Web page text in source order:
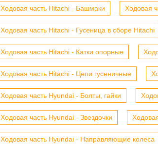
Ходовая часть Hitachi - Башмаки Ходовая
Ходовая часть Hitachi - Гусеница в сборе Hitachi
Ходовая часть Hitachi - Катки опорные
Ходовая часть Hitachi - Цепи гусеничные
Ходовая часть Hyundai - Болты, гайки
Ходовая часть Hyundai - Звездочки
Ходовая часть Hyundai - Направляющие колеса